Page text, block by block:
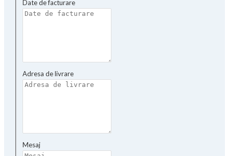
Date de facturare
Adresa de livrare
Mesaj